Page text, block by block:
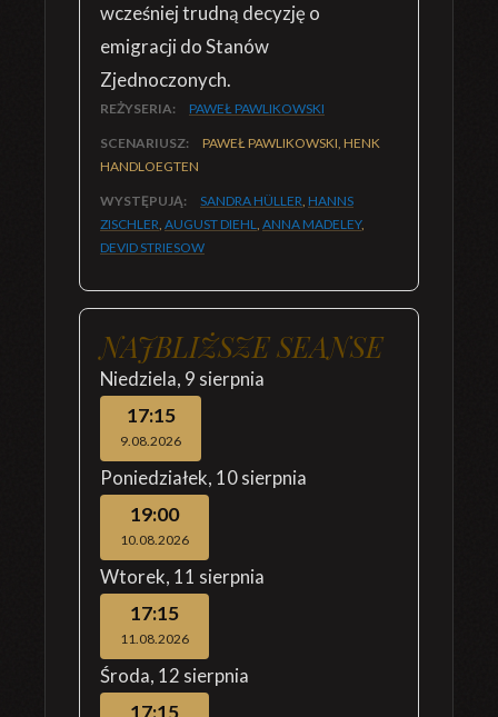
wcześniej trudną decyzję o
emigracji do Stanów
Zjednoczonych.
REŻYSERIA: PAWEŁ PAWLIKOWSKI
SCENARIUSZ:
PAWEŁ PAWLIKOWSKI, HENK
HANDLOEGTEN
WYSTĘPUJĄ: SANDRA HÜLLER, HANNS
ZISCHLER, AUGUST DIEHL, ANNA MADELEY,
DEVID STRIESOW
NAJBLIŻSZE SEANSE
Niedziela, 9 sierpnia
17:15
9.08.2026
Poniedziałek, 10 sierpnia
19:00
10.08.2026
Wtorek, 11 sierpnia
17:15
11.08.2026
Środa, 12 sierpnia
17:15